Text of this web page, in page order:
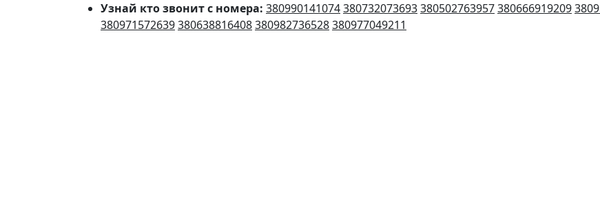
Узнай кто звонит с номера: 380990141074380732073693380502763957380666919209
380971572639380638816408380982736528380977049211